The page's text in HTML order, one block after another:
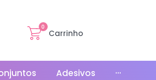
Carrinho
0
Adesivos ···